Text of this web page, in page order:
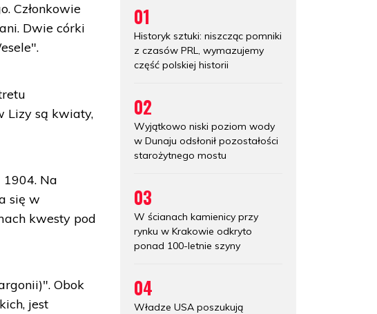
Członkowie
Dwie córki
Lizy są kwiaty,
Na
się w
kwesty pod
Obok
jest
01
Historyk sztuki: niszcząc pomniki
z czasów PRL, wymazujemy
część polskiej historii
02
Wyjątkowo niski poziom wody
w Dunaju odsłonił pozostałości
starożytnego mostu
03
W ścianach kamienicy przy
rynku w Krakowie odkryto
ponad 100-letnie szyny
04
Władze USA poszukują